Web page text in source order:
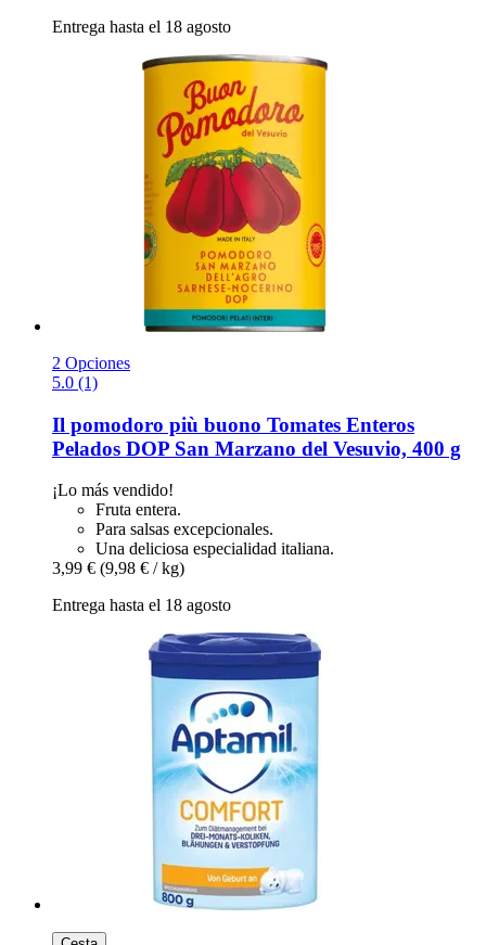
Entrega hasta el 18 agosto
2 Opciones
5.0 (1)
Il pomodoro più buono Tomates Enteros
Pelados DOP San Marzano del Vesuvio, 400 g
¡Lo más vendido!
Fruta entera.
Para salsas excepcionales.
Una deliciosa especialidad italiana.
3,99 € (9,98 € / kg)
Entrega hasta el 18 agosto